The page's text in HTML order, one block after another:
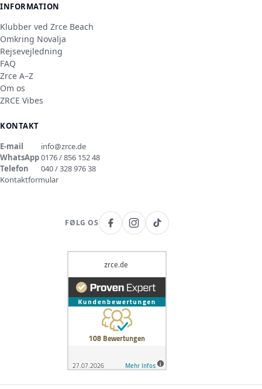
INFORMATION
Klubber ved Zrce Beach
Omkring Novalja
Rejsevejledning
FAQ
Zrce A–Z
Om os
ZRCE Vibes
KONTAKT
E-mail
info@zrce.de
WhatsApp0176 / 856 152 48
Telefon
040 / 328 976 38
Kontaktformular
FØLG OS